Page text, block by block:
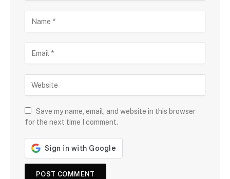
Save my name, email, and website in this browser
for the next time I comment.